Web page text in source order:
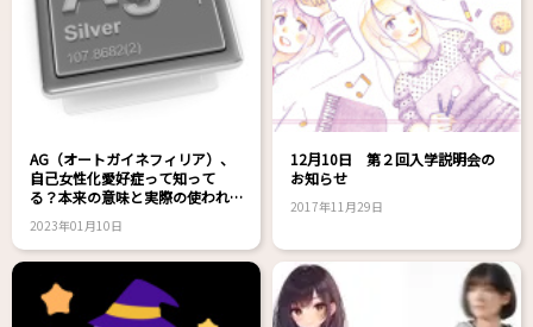
AG（オートガイネフィリア）、
自己女性化愛好症って知って
る？本来の意味と実際の使われ
2023年01月10日
12月10日 第２回入学説明会の
お知らせ
2017年11月29日